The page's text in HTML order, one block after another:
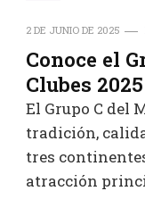
2 DE JUNIO DE 2025
Conoce el
Clubes 2025
El Grupo C del
tradición,
tres
atracción